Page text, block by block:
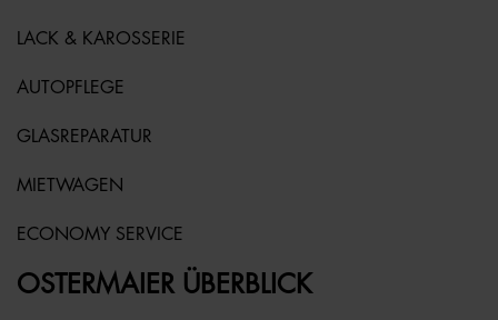
LACK & KAROSSERIE
AUTOPFLEGE
GLASREPARATUR
MIETWAGEN
ECONOMY SERVICE
OSTERMAIER ÜBERBLICK